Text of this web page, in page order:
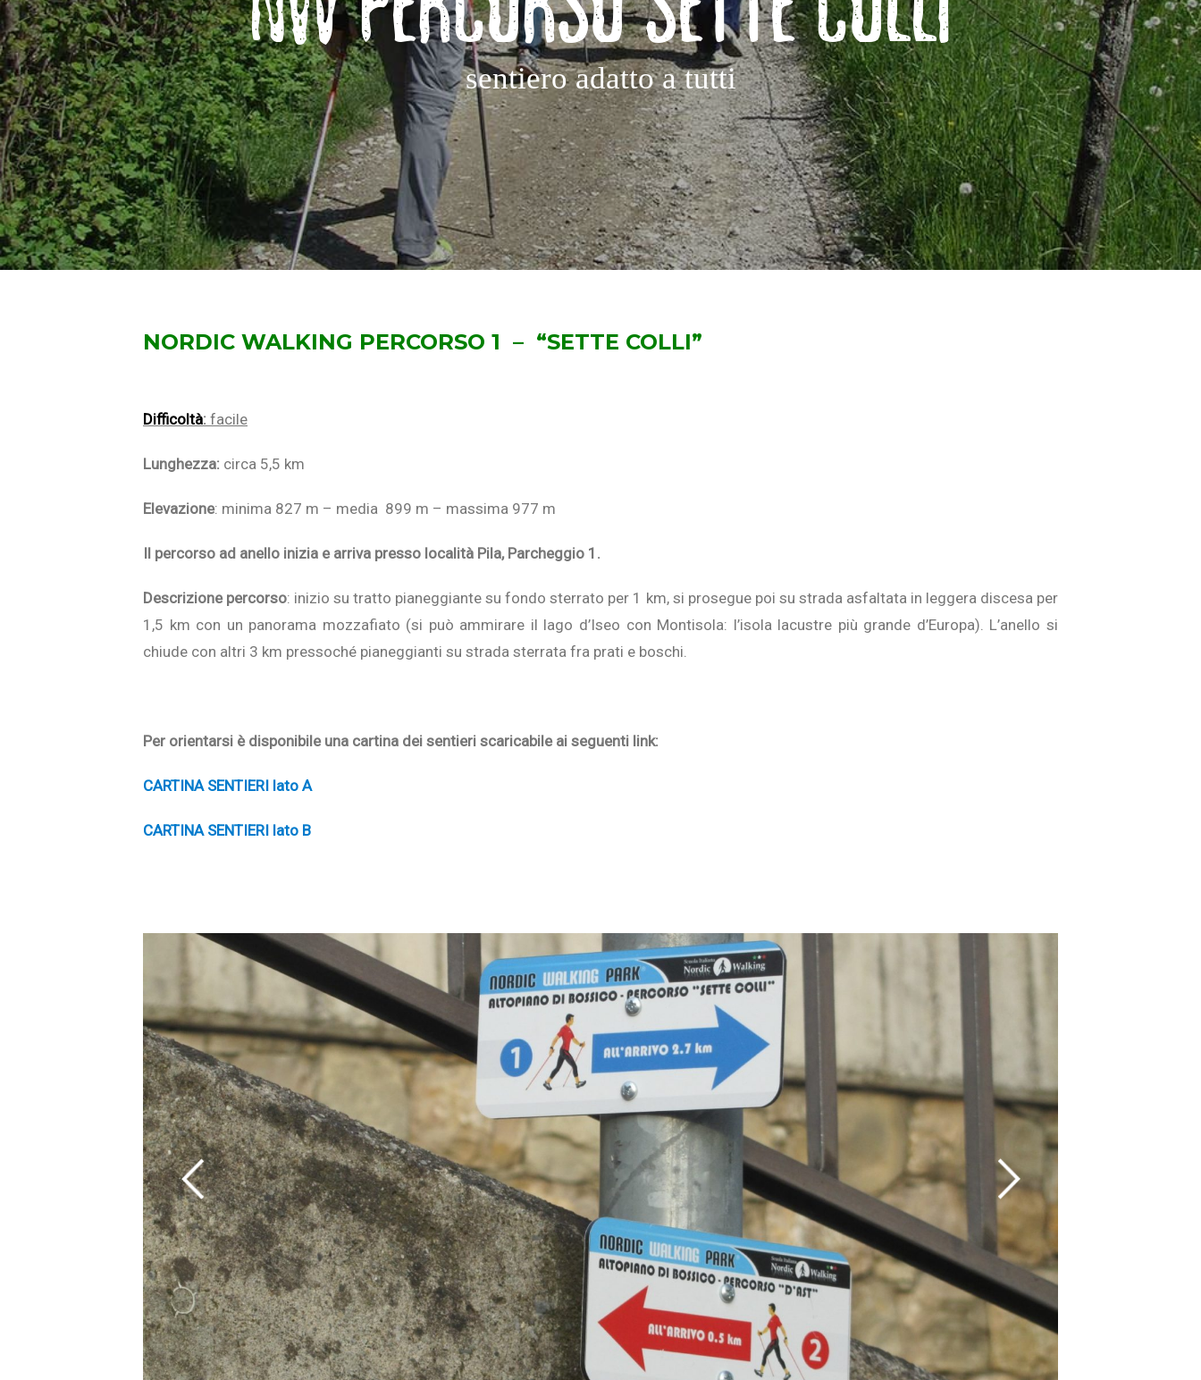
sentiero adatto a tutti
NORDIC WALKING PERCORSO 1 – “SETTE COLLI”
Difficoltà: facile
Lunghezza: circa 5,5 km
Elevazione: minima 827 m – media 899 m – massima 977 m
Il percorso ad anello inizia e arriva presso località Pila, Parcheggio 1.
Descrizione percorso: inizio su tratto pianeggiante su fondo sterrato per 1 km, si prosegue poi su strada asfaltata in leggera discesa per
1,5 km con un panorama mozzafiato (si può ammirare il lago d’Iseo con Montisola: l’isola lacustre più grande d’Europa). L’anello si
chiude con altri 3 km pressoché pianeggianti su strada sterrata fra prati e boschi.
Per orientarsi è disponibile una cartina dei sentieri scaricabile ai seguenti link:
CARTINA SENTIERI lato A
CARTINA SENTIERI lato B